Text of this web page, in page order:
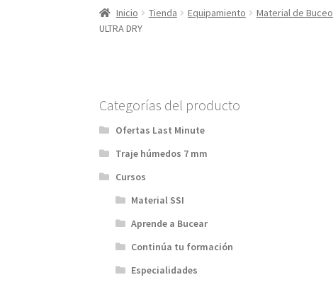
Inicio Tienda Equipamiento Material de Buceo
ULTRA DRY
Categorías del producto
Ofertas Last Minute
Traje húmedos 7 mm
Cursos
Material SSI
Aprende a Bucear
Continúa tu formación
Especialidades